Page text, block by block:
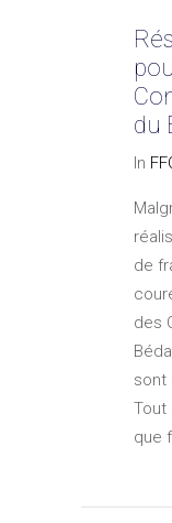
du
In
de
des
sont
Tout
que